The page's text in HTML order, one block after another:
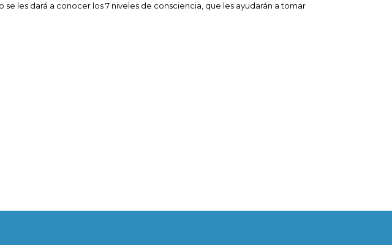
se les dará a conocer los 7 niveles de consciencia, que les ayudarán a tomar